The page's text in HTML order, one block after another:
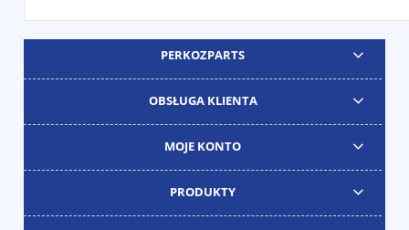
PERKOZPARTS
OBSŁUGA KLIENTA
MOJE KONTO
PRODUKTY